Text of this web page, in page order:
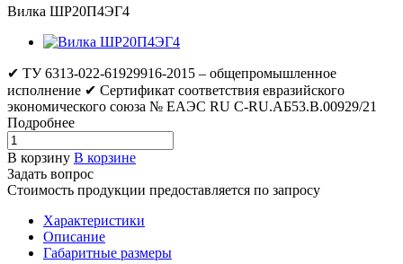
Вилка ШР20П4ЭГ4
✔ ТУ 6313-022-61929916-2015 – общепромышленное
исполнение ✔ Сертификат соответствия евразийского
экономического союза № ЕАЭС RU C-RU.АБ53.В.00929/21
Подробнее
В корзину В корзине
Задать вопрос
Стоимость продукции предоставляется по запросу
Характеристики
Описание
Габаритные размеры